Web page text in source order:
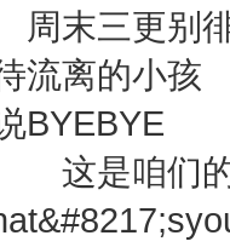
末三更
流离的小
是咱们